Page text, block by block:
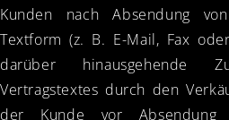
Kunden nach Absendung
Textform (z. B. E-Mail, Fax
darüber hinausgehende
Vertragstextes durch den
der Kunde vor Absendung